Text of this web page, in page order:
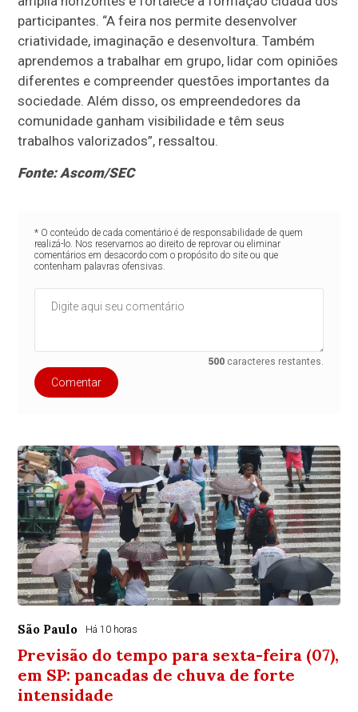
participantes. “A feira nos permite desenvolver
criatividade, imaginação e desenvoltura. Também
aprendemos a trabalhar em grupo, lidar com opiniões
diferentes e compreender questões importantes da
sociedade. Além disso, os empreendedores da
comunidade ganham visibilidade e têm seus
trabalhos valorizados”, ressaltou.
Fonte: Ascom/SEC
* O conteúdo de cada comentário é de responsabilidade de quem
realizá-lo. Nos reservamos ao direito de reprovar ou eliminar
comentários em desacordo com o propósito do site ou que
contenham palavras ofensivas.
500 caracteres restantes.
Comentar
São Paulo Há 10 horas
Previsão do tempo para sexta-feira (07),
em SP: pancadas de chuva de forte
intensidade